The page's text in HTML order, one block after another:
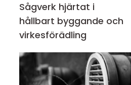
Sågverk hjärtat i
hållbart byggande och
virkesförädling